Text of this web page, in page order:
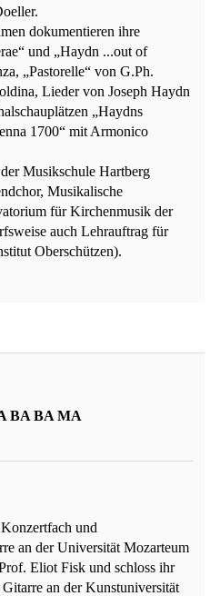
dokumentieren ihre
und „Haydn ...out of
„Pastorelle“ von G.Ph.
Lieder von Joseph Haydn
„Haydns
1700“ mit Armonico
Musikschule Hartberg
Musikalische
für Kirchenmusik der
auch Lehrauftrag für
Oberschützen).
BA BA MA
und
an der Universität Mozarteum
Eliot Fisk und schloss ihr
an der Kunstuniversität